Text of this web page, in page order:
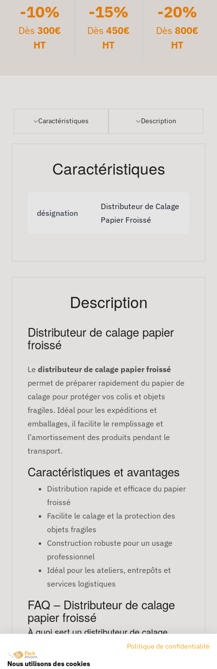
-10%
Dès300€
HT
-15%
Dès 450€
HT
-20%
Dès 800€
HT
Caractéristiques Description
Caractéristiques
désignation
Distributeur de Calage
Papier Froissé
Description
Distributeur de calage papier
froissé
Le distributeur de calage papier froissé
permet de préparer rapidement du papier de
calage pour protéger vos colis et objets
fragiles. Idéal pour les expéditions et
emballages, il facilite le remplissage et
l’amortissement des produits pendant le
transport.
Caractéristiques et avantages
Distribution rapide et efficace du papier
froissé
Facilite le calage et la protection des
objets fragiles
Construction robuste pour un usage
professionnel
Idéal pour les ateliers, entrepôts et
services logistiques
FAQ – Distributeur de calage
papier froissé
À quoi sert un distributeur de calage
Il permet de produire et distribuer
Politique de confidentialité
Nous utilisons des cookies